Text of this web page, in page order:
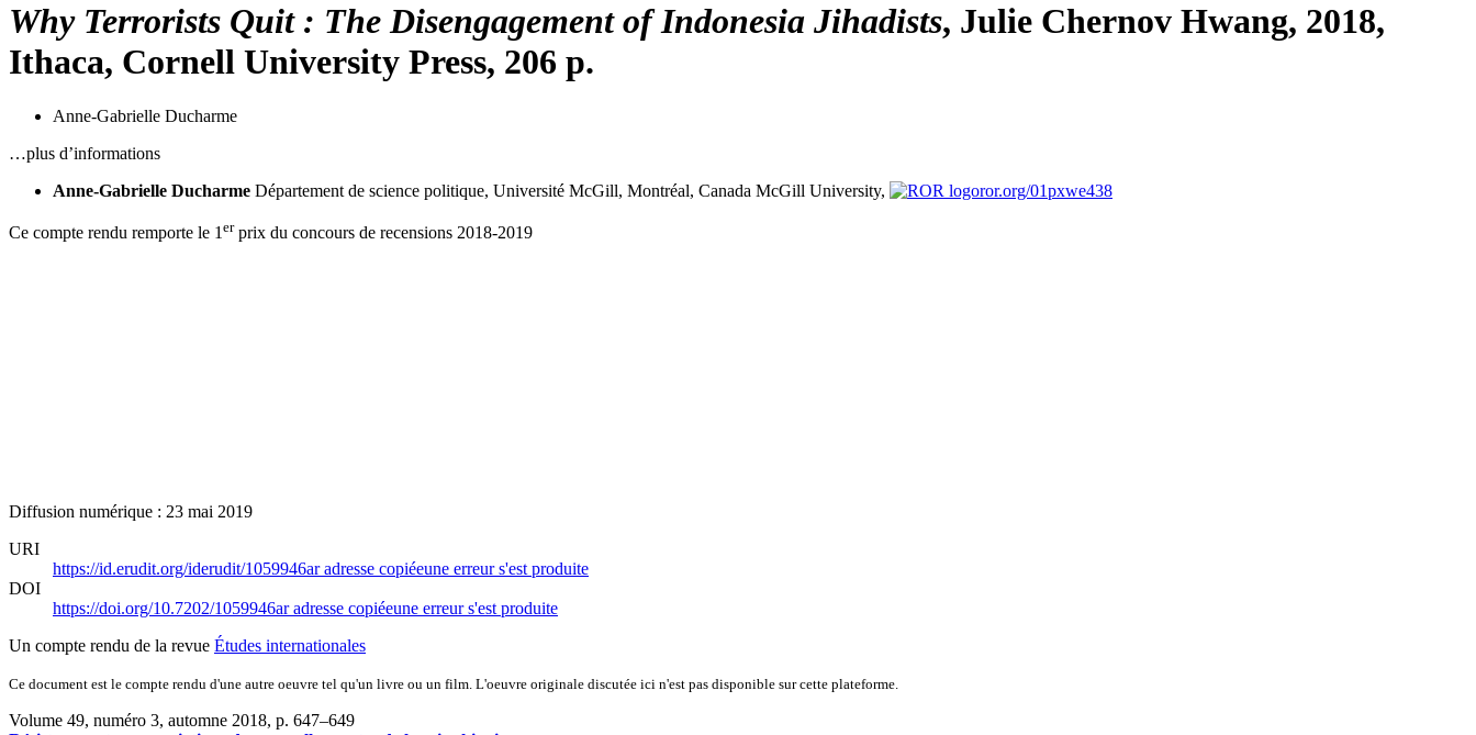
Why Terrorists Quit : The Disengagement of Indonesia Jihadists, Julie Chernov Hwang, 2018,
Ithaca, Cornell University Press, 206 p.
Anne-Gabrielle Ducharme
…plus d’informations
Anne-Gabrielle Ducharme Département de science politique, Université McGill, Montréal, Canada McGill University, ror.org/01pxwe438
Ce compte rendu remporte le 1 erprix du concours de recensions 2018-2019
Diffusion numérique : 23 mai 2019
URI
https://id.erudit.org/iderudit/1059946aradresse copiéeune erreur s'est produite
DOI
https://doi.org/10.7202/1059946aradresse copiéeune erreur s'est produite
Un compte rendu de la revue Études internationales
Ce document est le compte rendu d'une autre oeuvre tel qu'un livre ou un film. L'oeuvre originale discutée ici n'est pas disponible sur cette plateforme.
Volume 49, numéro 3, automne 2018, p. 647–649